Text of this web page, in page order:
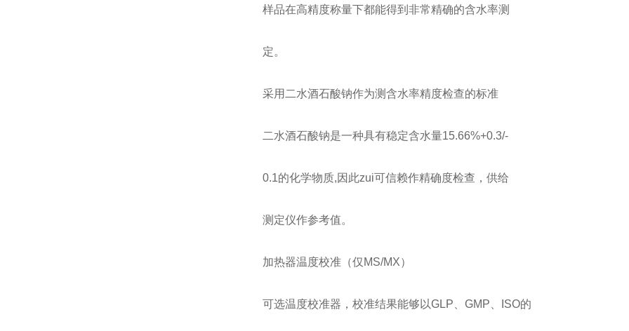
样品在高精度称量下都能得到非常精确的含水率测
定。
采用二水酒石酸钠作为测含水率精度检查的标准
二水酒石酸钠是一种具有稳定含水量15.66%+0.3/-
0.1的化学物质,因此zui可信赖作精确度检查，供给
测定仪作参考值。
加热器温度校准（仅MS/MX）
可选温度校准器，校准结果能够以GLP、GMP、ISO的